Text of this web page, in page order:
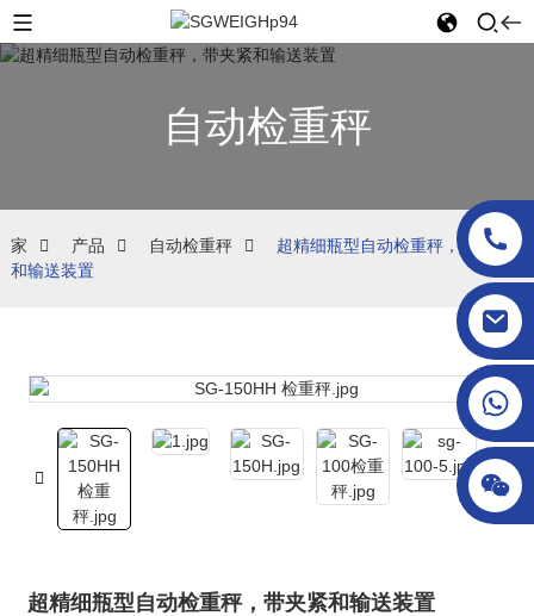
自动检重秤
家 产品 自动检重秤
超精细瓶型自动检重秤，带夹紧
和输送装置
超精细瓶型自动检重秤，带夹紧和输送装置